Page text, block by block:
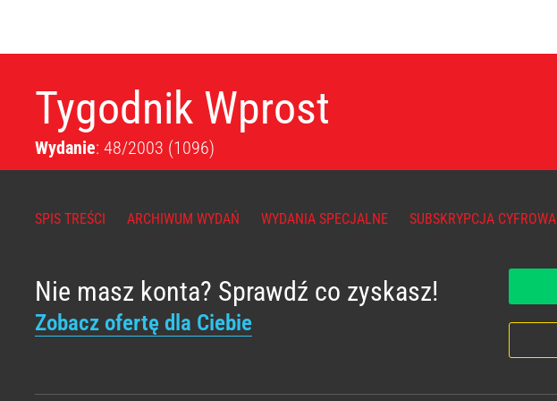
Tygodnik Wprost
Wydanie: 48/2003 (1096)
SPIS TREŚCI ARCHIWUM WYDAŃ WYDANIA SPECJALNE SUBSKRYPCJA CYFROWA
Nie masz konta? Sprawdź co zyskasz!
Zobacz ofertę dla Ciebie